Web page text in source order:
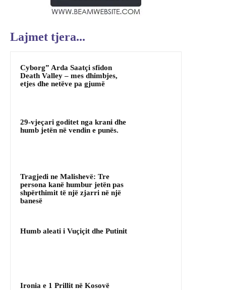
Lajmet tjera...
Cyborg” Arda Saatçi sfidon
Death Valley – mes dhimbjes,
etjes dhe netëve pa gjumë
29-vjeçari goditet nga krani dhe
humb jetën në vendin e punës.
Tragjedi ne Malishevë: Tre
persona kanë humbur jetën pas
shpërthimit të një zjarri në një
banesë
Humb aleati i Vuçiçit dhe Putinit
Ironia e 1 Prillit në Kosovë